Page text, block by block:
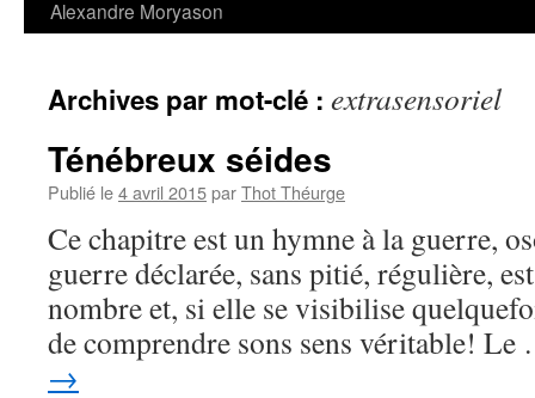
Alexandre Moryason
Archives par mot-clé : extrasensoriel
Ténébreux séides
Publié le4 avril 2015parThot Théurge
Ce chapitre est un hymne à la guerre,
guerre déclarée, sans pitié, régulière,
nombre et, si elle se visibilise
de comprendre sons sens véritable!
→